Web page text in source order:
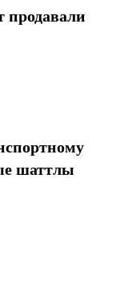
продавали
шаттлы